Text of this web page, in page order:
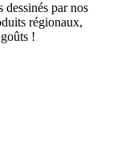
dessinés par nos
régionaux,
!